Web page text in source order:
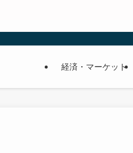
経済・マーケット